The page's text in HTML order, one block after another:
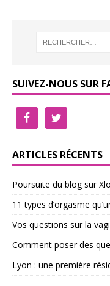
SUIVEZ-NOUS SUR
ARTICLES RÉCENTS
Poursuite du blog sur
11 types d’orgasme
Vos questions sur la
Comment poser des
Lyon : une première